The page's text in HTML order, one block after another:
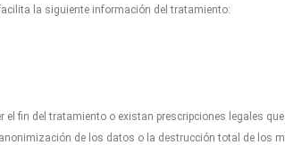
facilita la siguiente información del tratamiento:
fin del tratamiento o existan prescripciones legales
de los datos o la destrucción total de los